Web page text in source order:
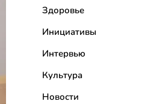
Здоровье
Инициативы
Интервью
Культура
Новости